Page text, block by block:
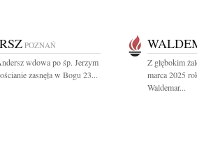
POZNAŃ
wdowa po śp. Jerzym
zasnęła w Bogu 23...
Z głębokim
marca 2025
Waldemar...